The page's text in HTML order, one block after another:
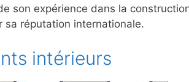
son expérience dans la
sa réputation internationale.
intérieurs